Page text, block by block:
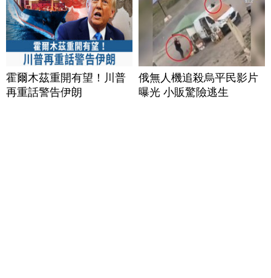
霍爾木茲重開有望！川普
再重話警告伊朗
俄無人機追殺烏平民影片
曝光 小販驚險逃生